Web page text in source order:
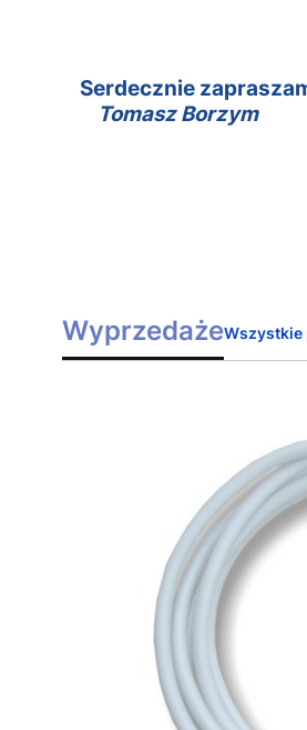
Serdecznie
Tomasz Borzym
WyprzedażeWszystkie